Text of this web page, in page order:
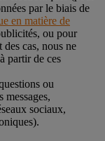
par le biais de
en matière de
ou pour
cas, nous ne
partir de ces
ou
messages,
sociaux,